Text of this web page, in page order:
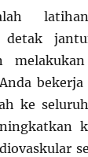
detak
ke